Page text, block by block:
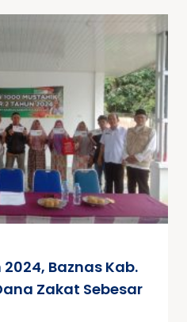
Baznas Kab.
Zakat Sebesar